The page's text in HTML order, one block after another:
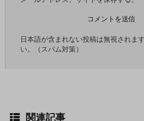
日本語が含まれない投稿は無視されま
い。（スパム対策）
関連記事